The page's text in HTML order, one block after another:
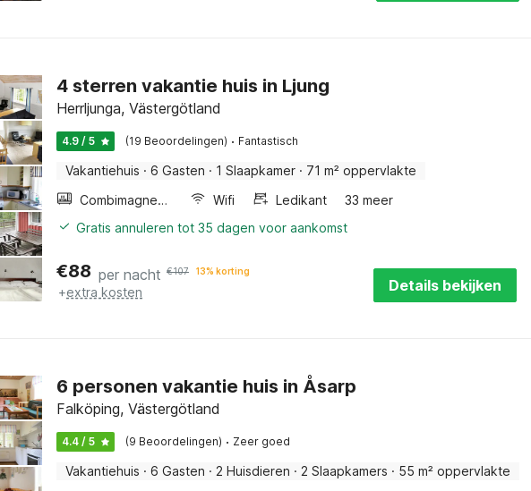
4 sterren vakantie huis in Ljung
Herrljunga, Västergötland
4.9 / 5 (19 Beoordelingen) · Fantastisch
Vakantiehuis · 6 Gasten · 1 Slaapkamer · 71 m² oppervlakte
Combimagnetron
Wifi Ledikant
33 meer
Gratis annuleren tot 35 dagen voor aankomst
€88 per nacht €107 13% korting
+extra kosten Details bekijken
6 personen vakantie huis in Åsarp
Falköping, Västergötland
4.4 / 5 (9 Beoordelingen) · Zeer goed
Vakantiehuis · 6 Gasten · 2 Huisdieren · 2 Slaapkamers · 55 m² oppervlakte